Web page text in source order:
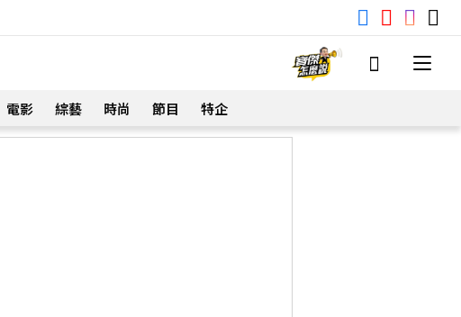
電影 綜藝 時尚 節目 特企